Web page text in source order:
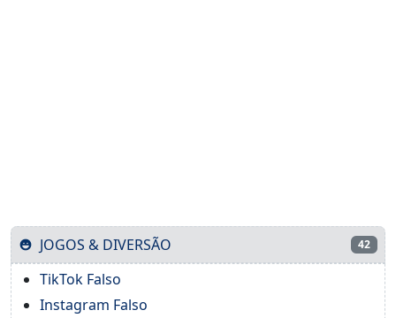
JOGOS & DIVERSÃO 42
TikTok Falso
Instagram Falso